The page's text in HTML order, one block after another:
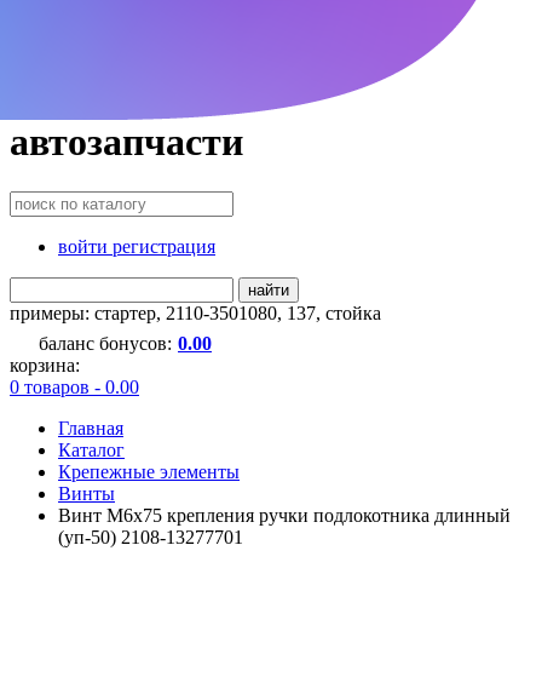
автозапчасти
войти регистрация
найти
примеры: стартер, 2110-3501080, 137, стойка
баланс бонусов: 0.00
корзина:
0 товаров - 0.00
Главная
Каталог
Крепежные элементы
Винты
Винт М6х75 крепления ручки подлокотника длинный
(уп-50) 2108-13277701